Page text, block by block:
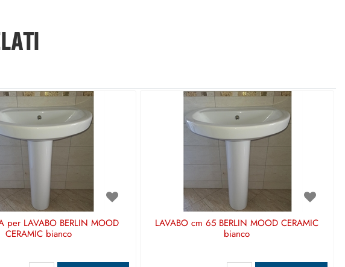
per LAVABO BERLIN MOOD
CERAMIC bianco
LAVABO cm 65 BERLIN MOOD CERAMIC
bianco